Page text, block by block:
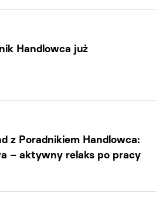
Handlowca już
z Poradnikiem Handlowca:
– aktywny relaks po pracy